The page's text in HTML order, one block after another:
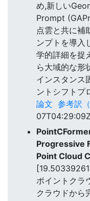
め,新しい
Prompt
点雲と共に補
ンプトを導入
学的詳細を捉
ら大域的な形
インスタンス
ントシフトプ
論文 参考訳
Progressive
Point Cloud
ポイントクラ
クラウドから